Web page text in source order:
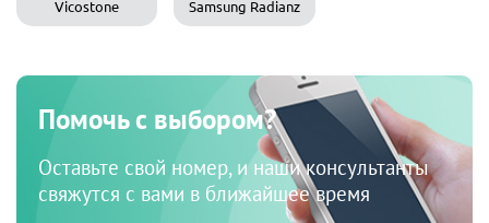
Vicostone Samsung Radianz
Помочь с выбором?
Оставьте свой номер, и наши консультанты
свяжутся с вами в ближайшее время